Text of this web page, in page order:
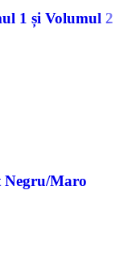
1 și Volumul 2
Maro